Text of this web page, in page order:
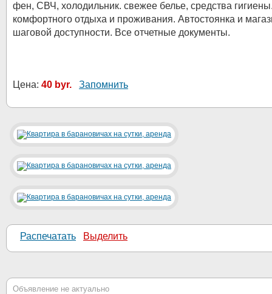
фен, СВЧ, холодильник. свежее белье, средства
комфортного отдыха и проживания. Автостоянка и
шаговой доступности. Все отчетные документы.
Цена: 40 byr. Запомнить
Распечатать Выделить
Объявление не актуально